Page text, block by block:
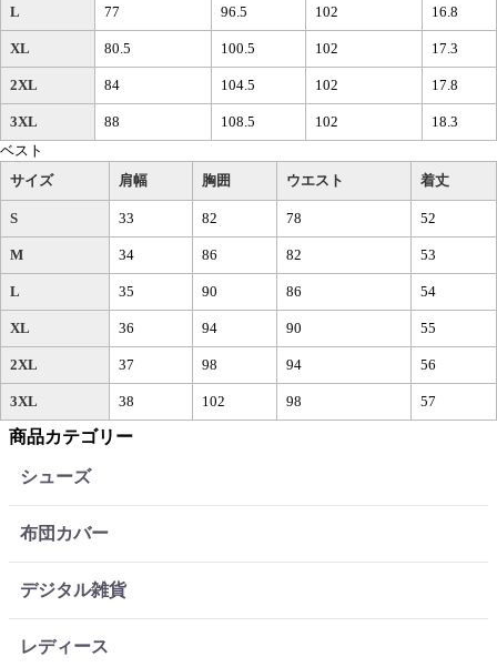
L 77 96.5 102 16.8
XL 80.5 100.5 102 17.3
2XL 84 104.5 102 17.8
3XL 88 108.5 102
18.3
ベスト
サイズ
肩幅 胸囲 ウエスト 着丈
S 33 82 78 52
M 34 86 82 53
L 35 90 86 54
XL 36 94 90 55
2XL 37 98 94 56
3XL 38 102 98 57
商品カテゴリー
シューズ
布団カバー
デジタル雑貨
レディース